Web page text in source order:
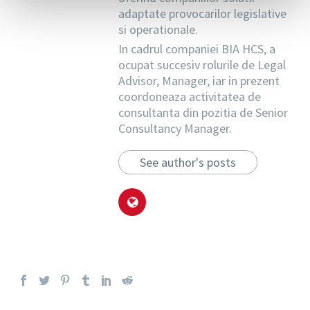
adaptate provocarilor legislative
si operationale.
In cadrul companiei BIA HCS, a
ocupat succesiv rolurile de Legal
Advisor, Manager, iar in prezent
coordoneaza activitatea de
consultanta din pozitia de Senior
Consultancy Manager.
See author's posts